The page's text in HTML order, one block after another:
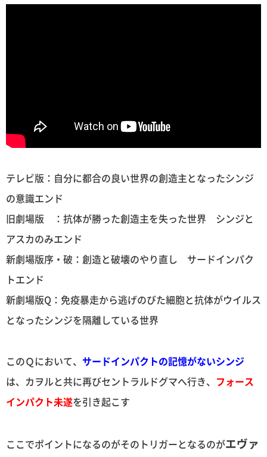
テレビ版：自分に都合の良い世界の創造主となったシンジ
の意識エンド
旧劇場版 ：抗体が勝った創造主を失った世界 シンジと
アスカのみエンド
新劇場版序・破：創造と破壊のやり直し サードインパク
トエンド
新劇場版Q：免疫暴走から逃げのびた細胞と抗体がウイルス
となったシンジを隔離している世界
このＱにおいて、 サードインパクトの記憶がないシンジ
は、カヲルと共に再びセントラルドグマへ行き、 フォース
インパクト未遂を引き起こす
ここでポイントになるのがそのトリガーとなるのがエヴァ